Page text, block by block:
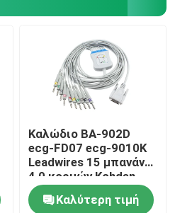
Καλώδιο BA-902D
ecg-FD07 ecg-9010K
Leadwires 15 μπανάνα
4,0 κορμών Kohden
Ekg Nihon IEC
καρφιτσών
Καλύτερη τιμή